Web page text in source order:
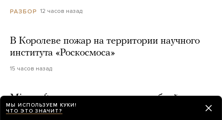
РАЗБОР 12 часов назад
В Королеве пожар на территории научного
института «Роскосмоса»
15 часов назад
Microsoft предупредила о масштабной
кампании российских хакеров против
МЫ ИСПОЛЬЗУЕМ КУКИ!
ЧТО ЭТО ЗНАЧИТ?